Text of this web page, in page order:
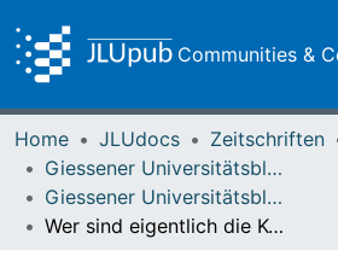
Communities &
Home JLUdocs Zeitschriften
Giessener Universitätsblätter
Giessener Universitätsblätter 22 (1989) Heft 2
Wer sind eigentlich die Kulaken gewesen?